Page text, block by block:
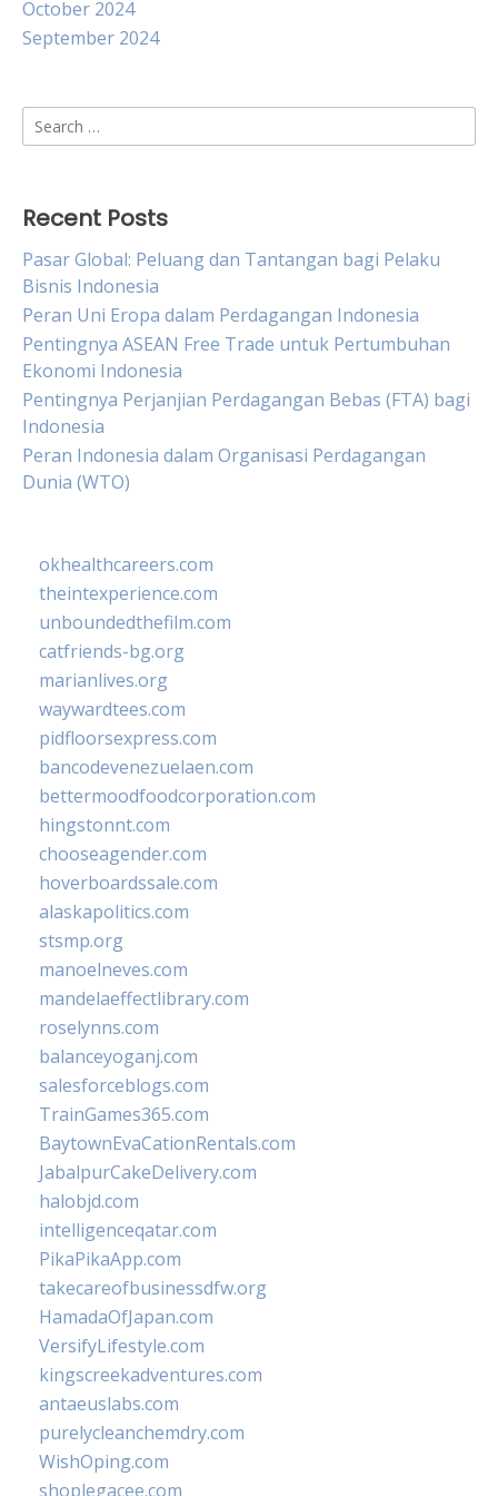
October 2024
September 2024
Search
for:
Recent Posts
Pasar Global: Peluang dan Tantangan bagi Pelaku
Bisnis Indonesia
Peran Uni Eropa dalam Perdagangan Indonesia
Pentingnya ASEAN Free Trade untuk Pertumbuhan
Ekonomi Indonesia
Pentingnya Perjanjian Perdagangan Bebas (FTA) bagi
Indonesia
Peran Indonesia dalam Organisasi Perdagangan
Dunia (WTO)
okhealthcareers.com
theintexperience.com
unboundedthefilm.com
catfriends-bg.org
marianlives.org
waywardtees.com
pidfloorsexpress.com
bancodevenezuelaen.com
bettermoodfoodcorporation.com
hingstonnt.com
chooseagender.com
hoverboardssale.com
alaskapolitics.com
stsmp.org
manoelneves.com
mandelaeffectlibrary.com
roselynns.com
balanceyoganj.com
salesforceblogs.com
TrainGames365.com
BaytownEvaCationRentals.com
JabalpurCakeDelivery.com
halobjd.com
intelligenceqatar.com
PikaPikaApp.com
takecareofbusinessdfw.org
HamadaOfJapan.com
VersifyLifestyle.com
kingscreekadventures.com
antaeuslabs.com
purelycleanchemdry.com
WishOping.com
shoplegacee.com